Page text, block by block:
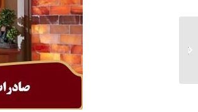
فروش عمده نمک
حفاری